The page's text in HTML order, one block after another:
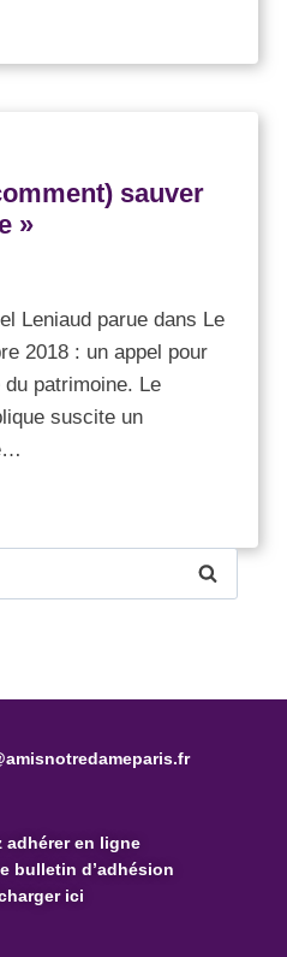
sauver
»
Leniaud parue dans Le
2018 : un appel pour
patrimoine. Le
suscite un
adhérer en ligne
bulletin d’adhésion
ici